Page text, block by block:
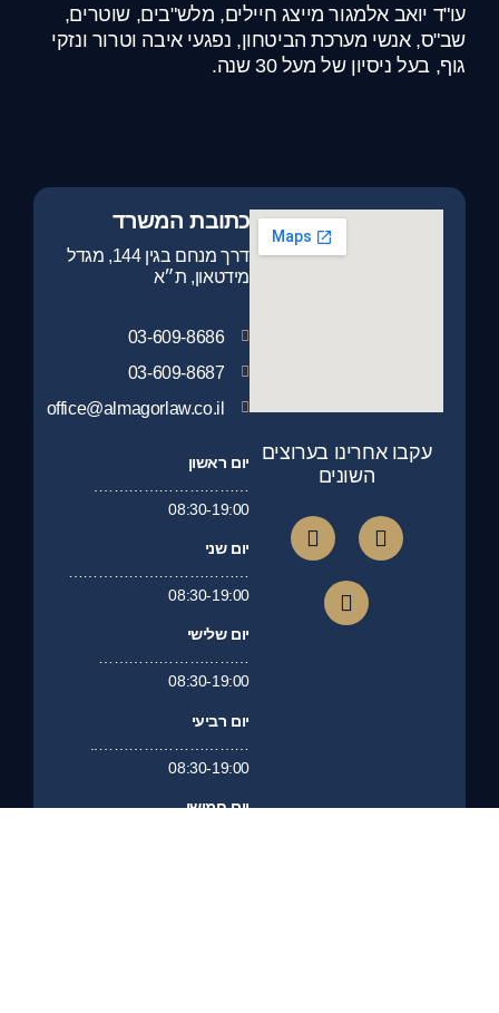
עו"ד יואב אלמגור מייצג חיילים, מלש"בים, שוטרים,
שב"ס, אנשי מערכת הביטחון, נפגעי איבה וטרור ונזקי
גוף, בעל ניסיון של מעל 30 שנה.
עקבו אחרינו בערוצים
השונים
כתובת המשרד
דרך מנחם בגין 144, מגדל
מידטאון, ת״א
03-609-8686
03-609-8687
office@almagorlaw.co.il
יום ראשון
08:30-19:00
יום שני
08:30-19:00
יום שלישי
…………………………
08:30-19:00
יום רביעי
08:30-19:00
יום חמישי